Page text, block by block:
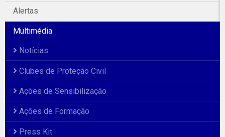
Alertas
Multimédia
Notícias
Clubes de Proteção Civil
Ações de Sensibilização
Ações de Formação
Press Kit